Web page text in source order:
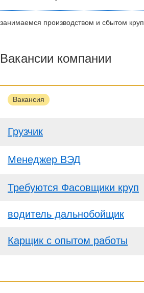
занимаемся производством и сбытом круп
Вакансии компании
Вакансия
Грузчик
Менеджер ВЭД
Требуются Фасовщики круп
водитель дальнобойщик
Карщик с опытом работы